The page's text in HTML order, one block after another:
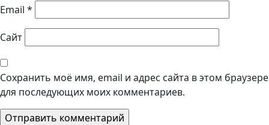
Email *
Сайт
Сохранить моё имя, email и адрес сайта в этом браузере
для последующих моих комментариев.